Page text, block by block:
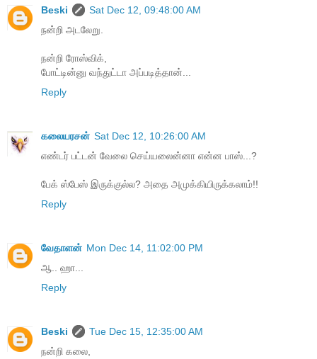
Beski
Sat Dec 12, 09:48:00 AM
நன்றி அடலேறு.
நன்றி ரோஸ்விக்,
போட்டின்னு வந்துட்டா அப்படித்தான்...
Reply
கலையரசன் Sat Dec 12, 10:26:00 AM
எண்டர் பட்டன் வேலை செய்யலைன்னா என்ன பாஸ்...?
பேக் ஸ்பேஸ் இருக்குல்ல? அதை அமுக்கியிருக்கலாம்!!
Reply
வேதாளன் Mon Dec 14, 11:02:00 PM
ஆ.. ஹா...
Reply
Beski
Tue Dec 15, 12:35:00 AM
நன்றி கலை,